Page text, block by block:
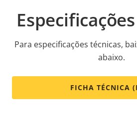
Para especificações técnicas,
abaixo.
FICHA TÉCNICA